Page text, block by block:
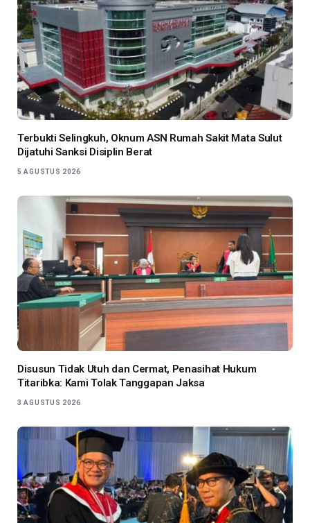
Terbukti Selingkuh, Oknum ASN Rumah Sakit Mata Sulut
Dijatuhi Sanksi Disiplin Berat
5 AGUSTUS 2026
Disusun Tidak Utuh dan Cermat, Penasihat Hukum
Titaribka: Kami Tolak Tanggapan Jaksa
3 AGUSTUS 2026